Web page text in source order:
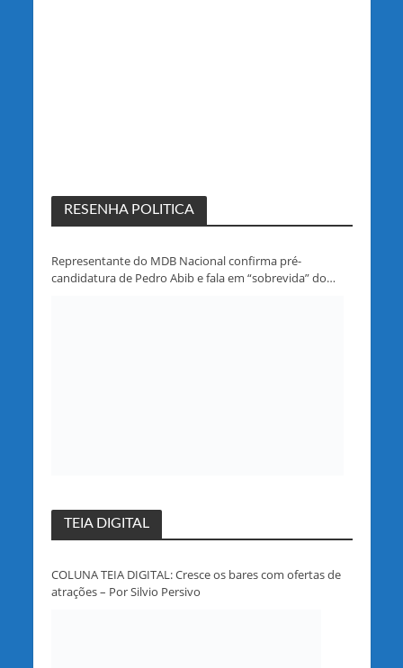
RESENHA POLITICA
Representante do MDB Nacional confirma pré-
candidatura de Pedro Abib e fala em “sobrevida” do
TEIA DIGITAL
COLUNA TEIA DIGITAL: Cresce os bares com ofertas de
atrações – Por Silvio Persivo